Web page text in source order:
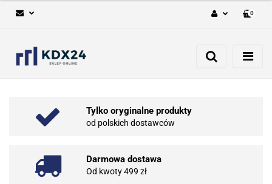
Zarejestruj się
0
Tylko oryginalne produkty
od polskich dostawców
Darmowa dostawa
Od kwoty 499 zł